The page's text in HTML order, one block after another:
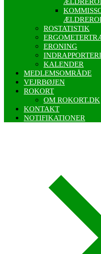
ROSTATISTIK
ERONING
KALENDER
MEDLEMSOMRÅDE
VEJRBØJEN
ROKORT
OM ROKORT.DK
KONTAKT
NOTIFIKATIONER